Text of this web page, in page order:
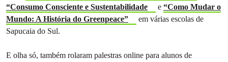
“Consumo Consciente e Sustentabilidade
e “Como Mudar o
Mundo: A História do Greenpeace”
em várias escolas de
Sapucaia do Sul.
E olha só, também rolaram palestras online para alunos de